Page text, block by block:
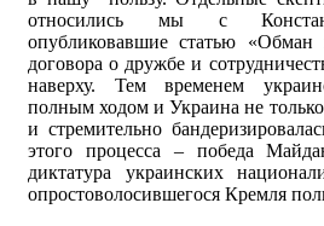
относились мы с
опубликовавшие статью «Обман
договора о дружбе и
наверху. Тем временем
полным ходом и Украина не
и стремительно
этого процесса – победа
диктатура украинских
опростоволосившегося Кремля